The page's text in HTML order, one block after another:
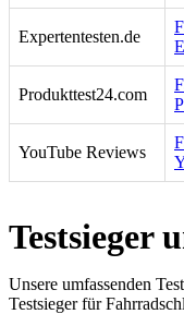
Expertentesten.de
Produkttest24.com
YouTube Reviews
Testsieger
Unsere umfassenden
Testsieger für